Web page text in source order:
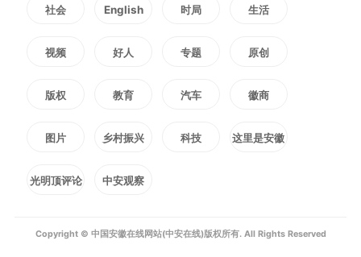
车闪烁着警灯，疾驰而至。在它的
护送下，一名考生顺利抵达考场。
考试期间，公安交管部门将全力应
对走错考场、忘带证件等突发状
社会 English 时局 生活
视频 好人 专题 原创
版权 教育 汽车 徽商
图片 乡村振兴 科技 这里是安徽
光明顶评论 中安观察
Copyright © 中国安徽在线网站(中安在线)版权所有. All Rights Reserved